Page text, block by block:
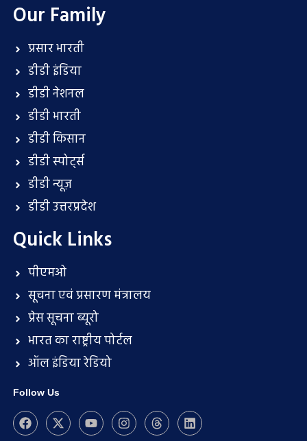
Our Family
प्रसार भारती
डीडी इंडिया
डीडी नेशनल
डीडी भारती
डीडी किसान
डीडी स्पोर्ट्स
डीडी न्यूज़
डीडी उत्तरप्रदेश
Quick Links
पीएमओ
सूचना एवं प्रसारण मंत्रालय
प्रेस सूचना ब्यूरो
भारत का राष्ट्रीय पोर्टल
ऑल इंडिया रेडियो
Follow Us